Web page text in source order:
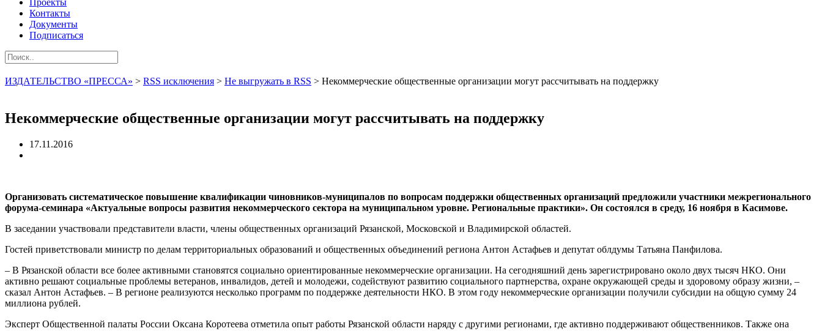
Проекты
Контакты
Документы
Подписаться
ИЗДАТЕЛЬСТВО «ПРЕССА» > RSS исключения > Не выгружать в RSS > Некоммерческие общественные организации могут рассчитывать на поддержку
Некоммерческие общественные организации могут рассчитывать на поддержку
17.11.2016
Организовать систематическое повышение квалификации чиновников-муниципалов по вопросам поддержки общественных организаций предложили участники межрегионального
форума-семинара «Актуальные вопросы развития некоммерческого сектора на муниципальном уровне. Региональные практики». Он состоялся в среду, 16 ноября в Касимове.
В заседании участвовали представители власти, члены общественных организаций Рязанской, Московской и Владимирской областей.
Гостей приветствовали министр по делам территориальных образований и общественных объединений региона Антон Астафьев и депутат облдумы Татьяна Панфилова.
– В Рязанской области все более активными становятся социально ориентированные некоммерческие организации. На сегодняшний день зарегистрировано около двух тысяч НКО. Они
активно решают социальные проблемы ветеранов, инвалидов, детей и молодежи, содействуют развитию социального партнерства, охране окружающей среды и здоровому образу жизни, –
сказал Антон Астафьев. – В регионе реализуются несколько программ по поддержке деятельности НКО. В этом году некоммерческие организации получили субсидии на общую сумму 24
миллиона рублей.
Эксперт Общественной палаты России Оксана Коротеева отметила опыт работы Рязанской области наряду с другими регионами, где активно поддерживают общественников. Также она